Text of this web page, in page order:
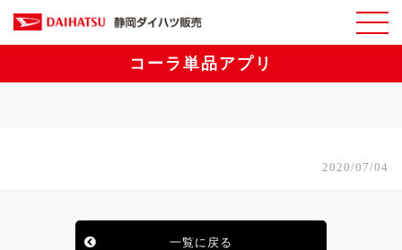
コーラ単品アプリ
2020/07/04
一覧に戻る